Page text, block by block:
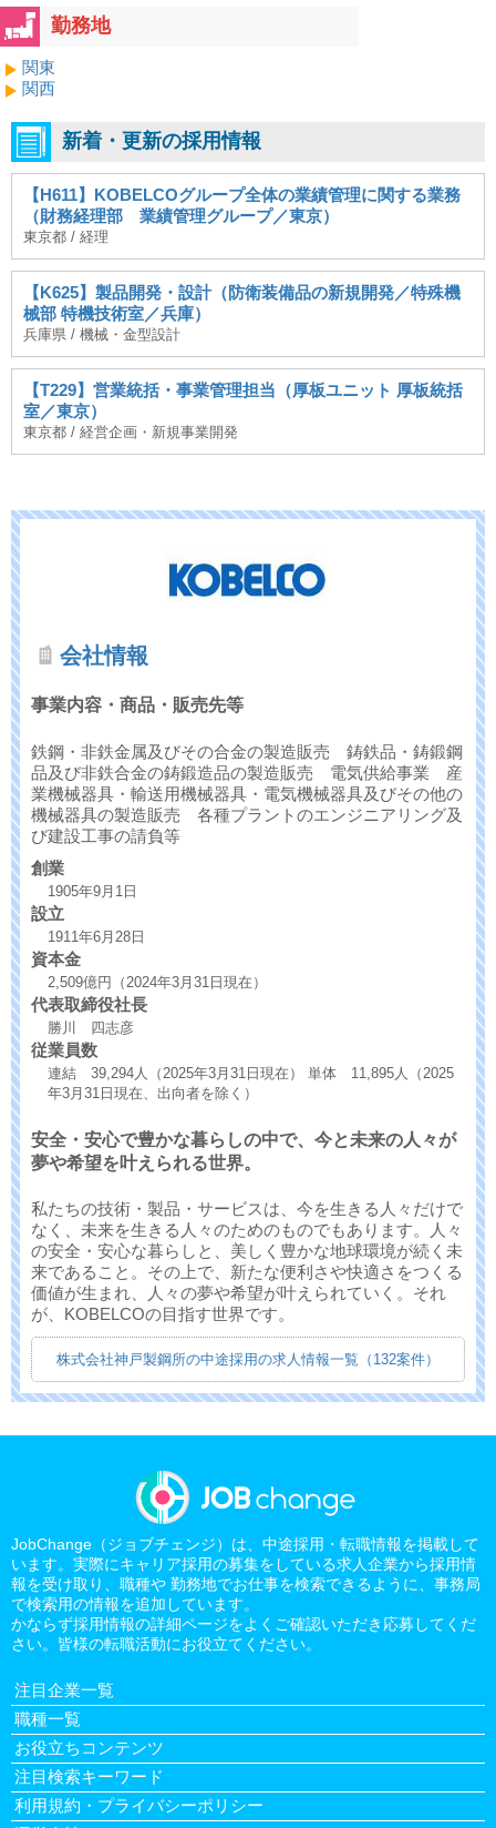
勤務地
関東
関西
新着・更新の採用情報
【H611】KOBELCOグループ全体の業績管理に関する業務
（財務経理部 業績管理グループ／東京）
東京都 / 経理
【K625】製品開発・設計（防衛装備品の新規開発／特殊機
械部 特機技術室／兵庫）
兵庫県 / 機械・金型設計
【T229】営業統括・事業管理担当（厚板ユニット 厚板統括
室／東京）
東京都 / 経営企画・新規事業開発
会社情報
事業内容・商品・販売先等
鉄鋼・非鉄金属及びその合金の製造販売 鋳鉄品・鋳鍛鋼
品及び非鉄合金の鋳鍛造品の製造販売 電気供給事業 産
業機械器具・輸送用機械器具・電気機械器具及びその他の
機械器具の製造販売 各種プラントのエンジニアリング及
び建設工事の請負等
創業
1905年9月1日
設立
1911年6月28日
資本金
2,509億円（2024年3月31日現在）
代表取締役社長
勝川 四志彦
従業員数
連結 39,294人（2025年3月31日現在） 単体 11,895人（2025
年3月31日現在、出向者を除く）
安全・安心で豊かな暮らしの中で、今と未来の人々が
夢や希望を叶えられる世界。
私たちの技術・製品・サービスは、今を生きる人々だけで
なく、未来を生きる人々のためのものでもあります。人々
の安全・安心な暮らしと、美しく豊かな地球環境が続く未
来であること。その上で、新たな便利さや快適さをつくる
価値が生まれ、人々の夢や希望が叶えられていく。それ
が、KOBELCOの目指す世界です。
株式会社神戸製鋼所の中途採用の求人情報一覧（132案件）
JobChange（ジョブチェンジ）は、中途採用・転職情報を掲載して
います。実際にキャリア採用の募集をしている求人企業から採用情
報を受け取り、職種や 勤務地でお仕事を検索できるように、事務局
で検索用の情報を追加しています。
かならず採用情報の詳細ページをよくご確認いただき応募してくだ
さい。皆様の転職活動にお役立てください。
注目企業一覧
職種一覧
お役立ちコンテンツ
注目検索キーワード
利用規約・プライバシーポリシー